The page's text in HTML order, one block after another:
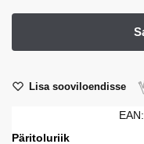
Lisa sooviloendisse
EAN:
Päritoluriik